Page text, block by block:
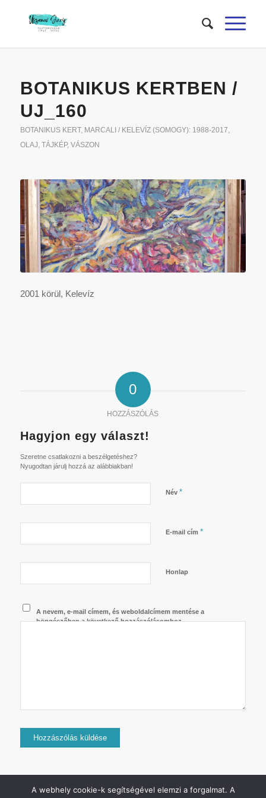
BOTANIKUS KERTBEN /
UJ_160
BOTANIKUS KERT, MARCALI / KELEVÍZ (SOMOGY): 1988-2017,
OLAJ, TÁJKÉP, VÁSZON
2001 körül, Kelevíz
0
HOZZÁSZÓLÁS
Hagyjon egy választ!
Szeretne csatlakozni a beszélgetéshez?
Nyugodtan járulj hozzá az alábbiakban!
Név *
E-mail cím *
Honlap
A nevem, e-mail címem, és weboldalcímem mentése a
böngészőben a következő hozzászólásomhoz.
A webhely cookie-k segítségével elemzi a forgalmat. A